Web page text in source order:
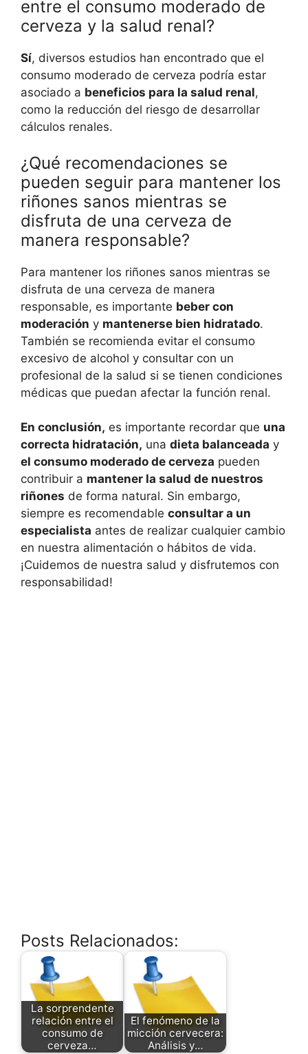
entre el consumo moderado de
cerveza y la salud renal?
Sí, diversos estudios han encontrado que el
consumo moderado de cerveza podría estar
asociado a beneficios para la salud renal,
como la reducción del riesgo de desarrollar
cálculos renales.
¿Qué recomendaciones se
pueden seguir para mantener los
riñones sanos mientras se
disfruta de una cerveza de
manera responsable?
Para mantener los riñones sanos mientras se
disfruta de una cerveza de manera
responsable, es importante beber con
moderación y mantenerse bien hidratado.
También se recomienda evitar el consumo
excesivo de alcohol y consultar con un
profesional de la salud si se tienen condiciones
médicas que puedan afectar la función renal.
En conclusión, es importante recordar que una
correcta hidratación, una dieta balanceada y
el consumo moderado de cerveza pueden
contribuir a mantener la salud de nuestros
riñones de forma natural. Sin embargo,
siempre es recomendable consultar a un
especialista antes de realizar cualquier cambio
en nuestra alimentación o hábitos de vida.
¡Cuidemos de nuestra salud y disfrutemos con
responsabilidad!
Posts Relacionados:
La sorprendente
relación entre el
consumo de
cerveza…
El fenómeno de la
micción cervecera:
Análisis y…